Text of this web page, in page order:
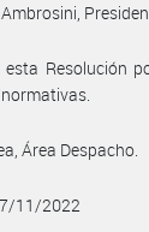
Resolución
Área Despacho.
11/2022